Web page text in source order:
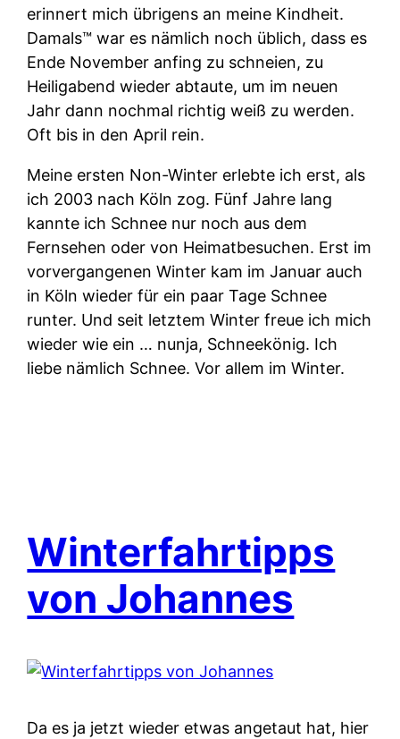
erinnert mich übrigens an meine Kindheit.
Damals™ war es nämlich noch üblich, dass es
Ende November anfing zu schneien, zu
Heiligabend wieder abtaute, um im neuen
Jahr dann nochmal richtig weiß zu werden.
Oft bis in den April rein.
Meine ersten Non-Winter erlebte ich erst, als
ich 2003 nach Köln zog. Fünf Jahre lang
kannte ich Schnee nur noch aus dem
Fernsehen oder von Heimatbesuchen. Erst im
vorvergangenen Winter kam im Januar auch
in Köln wieder für ein paar Tage Schnee
runter. Und seit letztem Winter freue ich mich
wieder wie ein … nunja, Schneekönig. Ich
liebe nämlich Schnee. Vor allem im Winter.
Winterfahrtipps
von Johannes
Da es ja jetzt wieder etwas angetaut hat, hier